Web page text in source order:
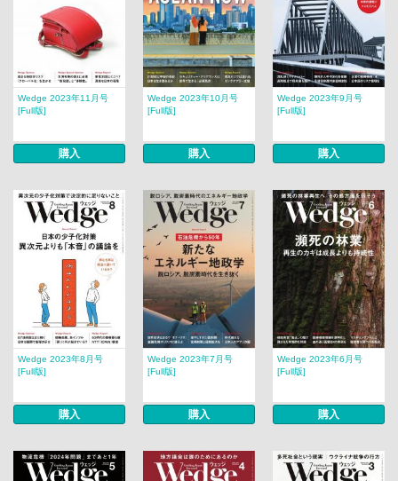
Wedge 2023年11月号
[Full版]
購入
Wedge 2023年10月号
[Full版]
購入
Wedge 2023年9月号
[Full版]
購入
Wedge 2023年8月号
[Full版]
購入
Wedge 2023年7月号
[Full版]
購入
Wedge 2023年6月号
[Full版]
購入